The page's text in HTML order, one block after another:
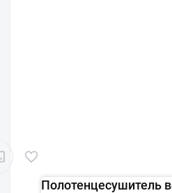
Полотенцесушитель